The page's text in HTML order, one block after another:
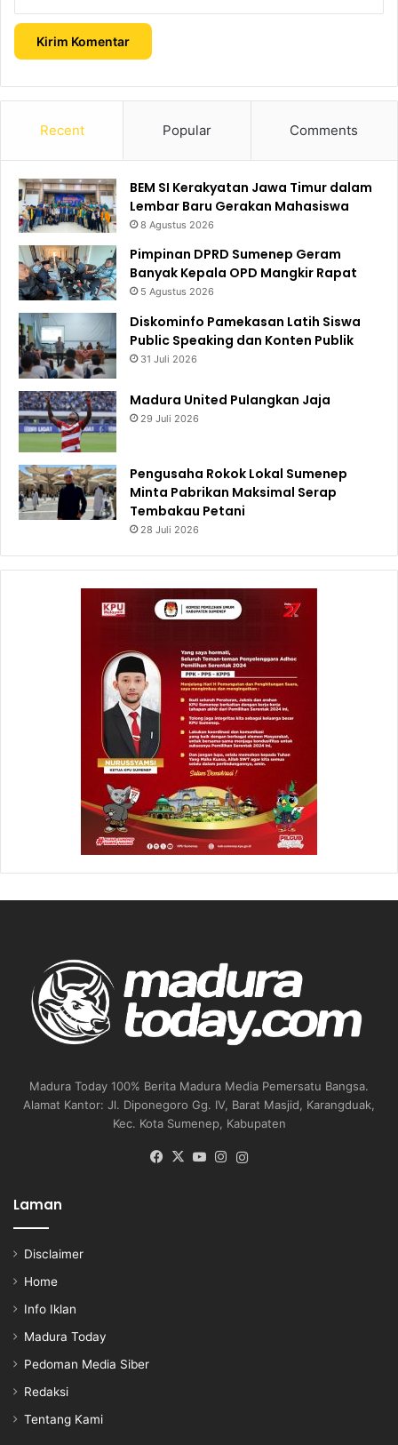
Recent Popular Comments
BEM SI Kerakyatan Jawa Timur dalam
Lembar Baru Gerakan Mahasiswa
8 Agustus 2026
Pimpinan DPRD Sumenep Geram
Banyak Kepala OPD Mangkir Rapat
5 Agustus 2026
Diskominfo Pamekasan Latih Siswa
Public Speaking dan Konten Publik
31 Juli 2026
Madura United Pulangkan Jaja
29 Juli 2026
Pengusaha Rokok Lokal Sumenep
Minta Pabrikan Maksimal Serap
Tembakau Petani
28 Juli 2026
Madura Today 100% Berita Madura Media Pemersatu Bangsa.
Alamat Kantor: Jl. Diponegoro Gg. IV, Barat Masjid, Karangduak,
Kec. Kota Sumenep, Kabupaten
Facebook
X YouTubeInstagram
Laman
Disclaimer
Home
Info Iklan
Madura Today
Pedoman Media Siber
Redaksi
Tentang Kami